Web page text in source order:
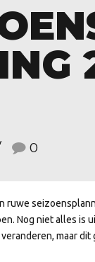
0
ruwe
Nog niet alles is
maar